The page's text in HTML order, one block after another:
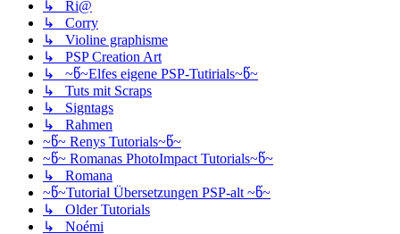
↳ Ri@
↳ Corry
↳ Violine graphisme
↳ PSP Creation Art
↳ ~წ~Elfes eigene PSP-Tutirials~წ~
↳ Tuts mit Scraps
↳ Signtags
↳ Rahmen
~წ~ Renys Tutorials~წ~
~წ~ Romanas PhotoImpact Tutorials~წ~
↳ Romana
~წ~Tutorial Übersetzungen PSP-alt ~წ~
↳ Older Tutorials
↳ Noémi